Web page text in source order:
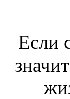
Если